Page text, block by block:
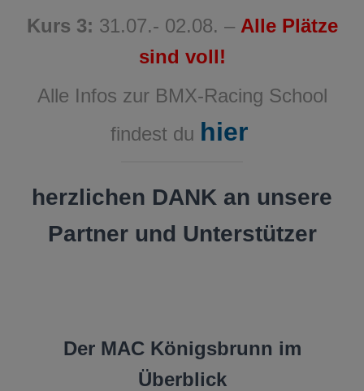
Kurs 3: 31.07.- 02.08. – Alle Plätze
sind voll!
Alle Infos zur BMX-Racing School
findest du hier
herzlichen DANK an unsere
Partner und Unterstützer
Der MAC Königsbrunn im
Überblick